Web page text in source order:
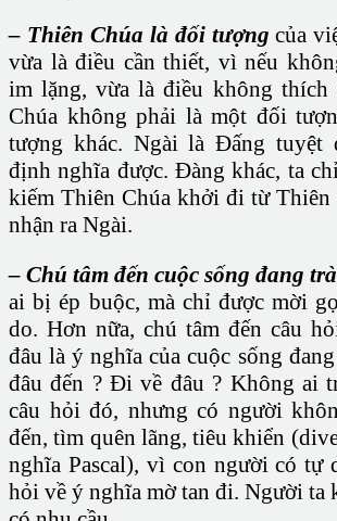
– Thiên Chúa là đối tượng của
vừa là điều cần thiết, vì nếu
im lặng, vừa là điều không thích
Chúa không phải là một đối
tượng khác. Ngài là Đấng tuyệt
định nghĩa được. Đàng khác, ta
kiếm Thiên Chúa khởi đi từ Thiên
nhận ra Ngài.
– Chú tâm đến cuộc sống đang
ai bị ép buộc, mà chỉ được mời
do. Hơn nữa, chú tâm đến câu
đâu là ý nghĩa của cuộc sống
đâu đến ? Đi về đâu ? Không ai
câu hỏi đó, nhưng có người
đến, tìm quên lãng, tiêu khiển
nghĩa Pascal), vì con người có tự
hỏi về ý nghĩa mờ tan đi. Người ta